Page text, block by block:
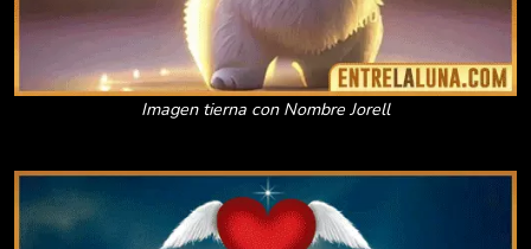
Imagen tierna con Nombre Jorell